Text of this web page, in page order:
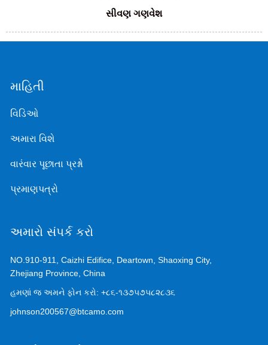
સીવણ ગણવેશ
માહિતી
વિડિઓ
અમારા વિશે
વારંવાર પૂછાતા પ્રશ્નો
પ્રમાણપત્રો
અમારો સંપર્ક કરો
NO.910-911, Caizhi Edifice, Deartown, Shaoxing City,
Zhejiang Province, China
હમણાં જ અમને ફોન કરો: +૮૬-૧૩૭૫૭૫૮૨૮૩૬
johnson200567@btcamo.com